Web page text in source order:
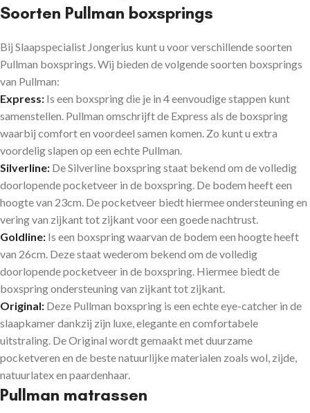
Soorten Pullman boxsprings
Bij Slaapspecialist Jongerius kunt u voor verschillende soorten
Pullman boxsprings. Wij bieden de volgende soorten boxsprings
van Pullman:
Express: Is een boxspring die je in 4 eenvoudige stappen kunt
samenstellen. Pullman omschrijft de Express als de boxspring
waarbij comfort en voordeel samen komen. Zo kunt u extra
voordelig slapen op een echte Pullman.
Silverline: De Silverline boxspring staat bekend om de volledig
doorlopende pocketveer in de boxspring. De bodem heeft een
hoogte van 23cm. De pocketveer biedt hiermee ondersteuning en
vering van zijkant tot zijkant voor een goede nachtrust.
Goldline: Is een boxspring waarvan de bodem een hoogte heeft
van 26cm. Deze staat wederom bekend om de volledig
doorlopende pocketveer in de boxspring. Hiermee biedt de
boxspring ondersteuning van zijkant tot zijkant.
Original: Deze Pullman boxspring is een echte eye-catcher in de
slaapkamer dankzij zijn luxe, elegante en comfortabele
uitstraling. De Original wordt gemaakt met duurzame
pocketveren en de beste natuurlijke materialen zoals wol, zijde,
natuurlatex en paardenhaar.
Pullman matrassen